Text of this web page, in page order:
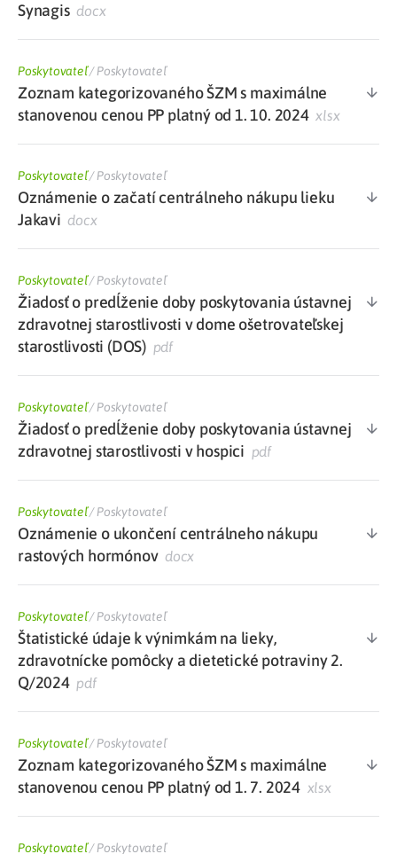
Synagisdocx
Poskytovateľ/Poskytovateľ
Zoznam kategorizovaného ŠZM s maximálne
stanovenou cenou PP platný od 1. 10. 2024xlsx
Poskytovateľ/Poskytovateľ
Oznámenie o začatí centrálneho nákupu lieku
Jakavi docx
Poskytovateľ/Poskytovateľ
Žiadosť o predĺženie doby poskytovania ústavnej
zdravotnej starostlivosti v dome ošetrovateľskej
starostlivosti (DOS) pdf
Poskytovateľ/Poskytovateľ
Žiadosť o predĺženie doby poskytovania ústavnej
zdravotnej starostlivosti v hospici pdf
Poskytovateľ/Poskytovateľ
Oznámenie o ukončení centrálneho nákupu
rastových hormónovdocx
Poskytovateľ/Poskytovateľ
Štatistické údaje k výnimkám na lieky,
zdravotnícke pomôcky a dietetické potraviny 2.
Q/2024pdf
Poskytovateľ/Poskytovateľ
Zoznam kategorizovaného ŠZM s maximálne
stanovenou cenou PP platný od 1. 7. 2024 xlsx
Poskytovateľ/Poskytovateľ